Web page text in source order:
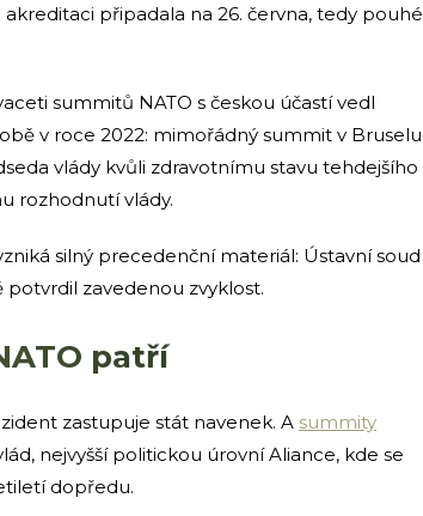
připadala na 26. června, tedy pouhé
summitů NATO s českou účastí vedl
v roce 2022: mimořádný summit v Bruselu
vlády kvůli zdravotnímu stavu tehdejšího
rozhodnutí vlády.
silný precedenční materiál: Ústavní soud
zavedenou zvyklost.
patří
zastupuje stát navenek. A summity
nejvyšší politickou úrovní Aliance, kde se
dopředu.